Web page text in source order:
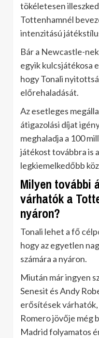
tökéletesen
Tottenhamnél
intenzitású
Bár a Newcastle-
egyik kulcsjátékosa
hogy Tonali
előrehaladását.
Az esetleges
átigazolási díjat
meghaladja a 100
játékost továbbra is
legkiemelkedőbb
Milyen további
várhatók a
nyáron?
Tonali lehet a fő
hogy az egyetlen
számára a nyáron.
Miután már ingyen
Senesit és Andy
erősítések
Romero jövője még
Madrid folyamatos